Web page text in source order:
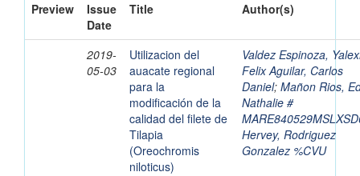
Preview
Issue
Date
Title Author(s)
2019-
05-03
Utilizacion del
auacate regional
para la
modificación de la
calidad del filete de
Tilapia
(Oreochromis
niloticus)
Valdez Espinoza,
Felix Aguilar, Carlos
Daniel; Mañon Rios,
Nathalie #
Hervey, Rodriguez
Gonzalez %CVU